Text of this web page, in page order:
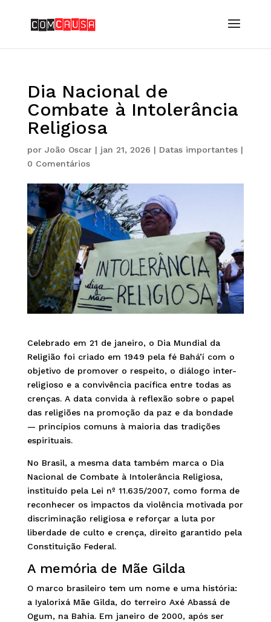
Dia Nacional de
Combate à Intolerância
Religiosa
por João Oscar| jan 21, 2026 | Datas importantes|
0 Comentários
Celebrado em 21 de janeiro, o Dia Mundial da
Religião foi criado em 1949 pela fé Bahá’í com o
objetivo de promover o respeito, o diálogo inter-
religioso e a convivência pacífica entre todas as
crenças. A data convida à reflexão sobre o papel
das religiões na promoção da paz e da bondade
— princípios comuns à maioria das tradições
espirituais.
No Brasil, a mesma data também marca o Dia
Nacional de Combate à Intolerância Religiosa,
instituído pela Lei nº 11.635/2007, como forma de
reconhecer os impactos da violência motivada por
discriminação religiosa e reforçar a luta por
liberdade de culto e crença, direito garantido pela
Constituição Federal.
A memória de Mãe Gilda
O marco brasileiro tem um nome e uma história:
a Iyalorixá Mãe Gilda, do terreiro Axé Abassá de
Ogum, na Bahia. Em janeiro de 2000, após ser